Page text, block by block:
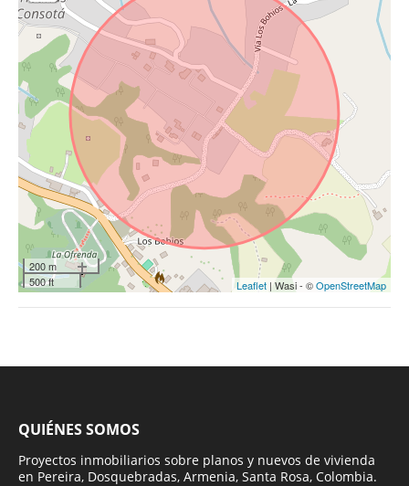
200 m
500 ft
Leaflet | Wasi - ©OpenStreetMap
QUIÉNES SOMOS
Proyectos inmobiliarios sobre planos y nuevos de vivienda
en Pereira, Dosquebradas, Armenia, Santa Rosa, Colombia.